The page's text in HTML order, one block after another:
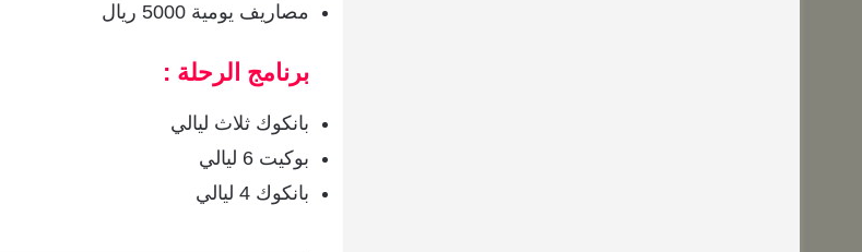
مصاريف يومية 5000 ريال
برنامج الرحلة :
بانكوك ثلاث ليالي
بوكيت 6 ليالي
بانكوك 4 ليالي